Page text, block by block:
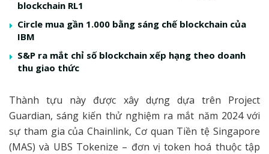
blockchain RL1
Circle mua gần 1.000 bằng sáng chế blockchain của
IBM
S&P ra mắt chỉ số blockchain xếp hạng theo doanh
thu giao thức
Thành tựu này được xây dựng dựa trên Project
Guardian, sáng kiến thử nghiệm ra mắt năm 2024 với
sự tham gia của Chainlink, Cơ quan Tiền tệ Singapore
(MAS) và UBS Tokenize – đơn vị token hoá thuộc tập